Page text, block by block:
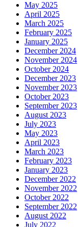
May 2025
April 2025
March 2025
February 2025
January 2025
December 2024
November 2024
October 2024
December 2023
November 2023
October 2023
September 2023
August 2023
July 2023
May 2023
April 2023
March 2023
February 2023
January 2023
December 2022
November 2022
October 2022
September 2022
August 2022
July 2022